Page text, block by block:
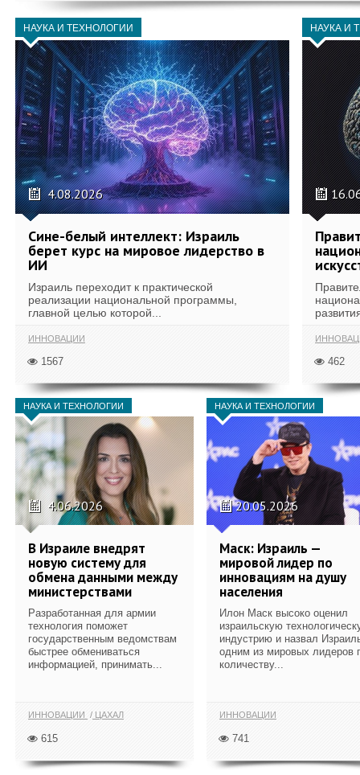
НАУКА И ТЕХНОЛОГИИ
4.08.2026
Сине-белый интеллект: Израиль
берет курс на мировое лидерство в
ИИ
Израиль переходит к практической
реализации национальной программы,
главной целью которой...
ИННОВАЦИИ
1567
НАУКА И
462
НАУКА И ТЕХНОЛОГИИ
4.06.2026
В Израиле внедрят
новую систему для
обмена данными между
министерствами
Разработанная для армии
технология поможет
государственным ведомствам
быстрее обмениваться
информацией, принимать...
ИННОВАЦИИ ЦАХАЛ
615
НАУКА И ТЕХНОЛОГИИ
20.05.2026
Маск: Израиль —
мировой лидер по
инновациям на душу
населения
Илон Маск высоко оценил
израильскую
индустрию и назвал
одним из мировых лидеров
количеству...
ИННОВАЦИИ
741